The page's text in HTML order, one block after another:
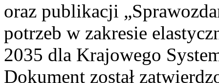
oraz publikacji
potrzeb w zakresie
2035 dla Krajowego
Dokument został